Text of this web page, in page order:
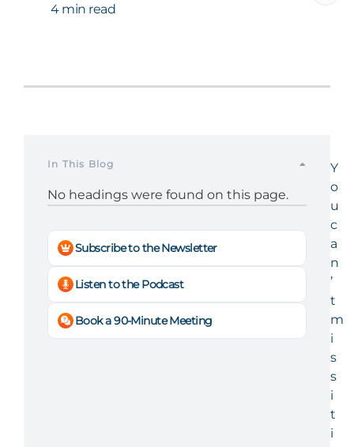
4 min read
In This Blog
No headings were found on this page.
Subscribe to the Newsletter
Listen to the Podcast
Book a 90-Minute Meeting
Y
o
u
c
a
n
’
t
m
i
s
s
i
t
i